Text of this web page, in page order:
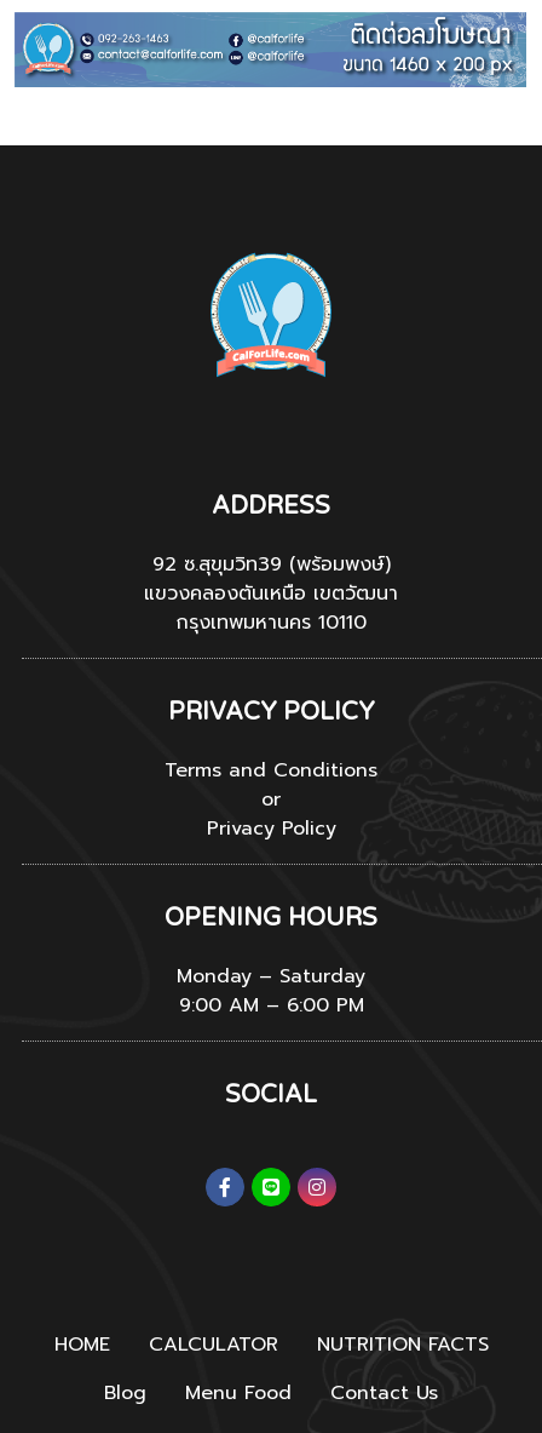
ADDRESS
92 ซ.สุขุมวิท39 (พร้อมพงษ์)
แขวงคลองตันเหนือ เขตวัฒนา
กรุงเทพมหานคร 10110
PRIVACY POLICY
Terms and Conditions
or
Privacy Policy
OPENING HOURS
Monday – Saturday
9:00 AM – 6:00 PM
SOCIAL
HOME CALCULATOR
NUTRITION FACTS
Blog
Menu Food Contact Us